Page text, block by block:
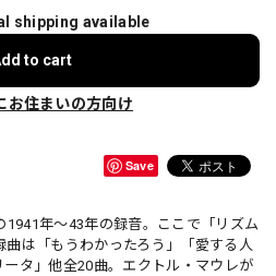
shipping available
to cart
お住まいの方向け
Save
年〜43年の録音。ここで「リズム
は「もうわかったろう」「愛する人
タ」他全20曲。エクトル・マウレが